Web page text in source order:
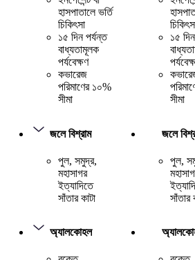
হাসপাতালে ভর্তি
চিকিৎসা
১৫ দিন পর্যন্ত
বাধ্যতামূলক
পর্যবেক্ষণ
কভারেজ
পরিমাণের ১০%
সীমা
জলে বিশ্রাম
পুল, সমুদ্র,
মহাসাগর
ইত্যাদিতে
সাঁতার কাটা
অ্যালকোহল
১৫
সীমা
জলে
পুল,
সাঁতার